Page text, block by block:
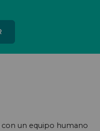
un equipo humano